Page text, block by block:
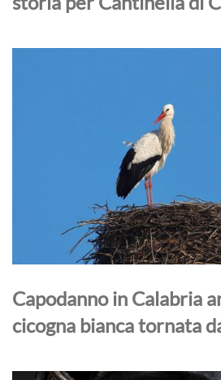
Capodanno in Calabria
cicogna bianca tornata